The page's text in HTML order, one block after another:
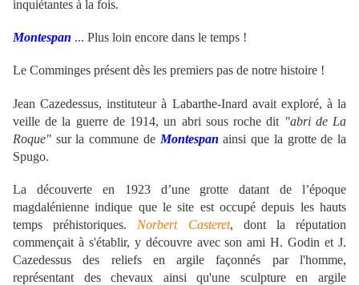
inquiétantes à la fois.
Montespan ... Plus loin encore dans le temps !
Le Comminges présent dès les premiers pas de notre histoire !
Jean Cazedessus, instituteur à Labarthe-Inard avait exploré, à la
veille de la guerre de 1914, un abri sous roche dit "abri de La
Roque" sur la commune de Montespan ainsi que la grotte de la
Spugo.
La découverte en 1923 d’une grotte datant de l’époque
magdalénienne indique que le site est occupé depuis les hauts
temps préhistoriques.
Norbert Casteret, dont la réputation
commençait à s'établir, y découvre avec son ami H. Godin et J.
Cazedessus des reliefs en argile façonnés par l'homme,
représentant des chevaux ainsi qu'une sculpture en argile